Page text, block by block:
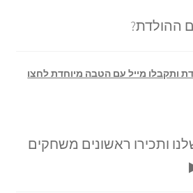
ההולדת?
ותקבלו מייל עם הטבה מיוחדת לחצו
ותכירו ראשונים משחקים